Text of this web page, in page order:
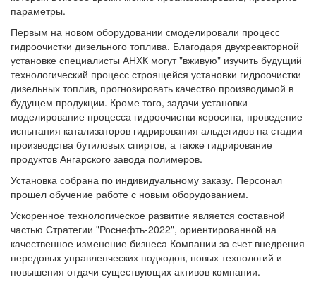
параметры.
Первым на новом оборудовании смоделировали процесс
гидроочистки дизельного топлива. Благодаря двухреакторной
установке специалисты АНХК могут "вживую" изучить будущий
технологический процесс строящейся установки гидроочистки
дизельных топлив, прогнозировать качество производимой в
будущем продукции. Кроме того, задачи установки –
моделирование процесса гидроочистки керосина, проведение
испытания катализаторов гидрирования альдегидов на стадии
производства бутиловых спиртов, а также гидрирование
продуктов Ангарского завода полимеров.
Установка собрана по индивидуальному заказу. Персонал
прошел обучение работе с новым оборудованием.
Ускоренное технологическое развитие является составной
частью Стратегии "Роснефть-2022", ориентированной на
качественное изменение бизнеса Компании за счет внедрения
передовых управленческих подходов, новых технологий и
повышения отдачи существующих активов компании.